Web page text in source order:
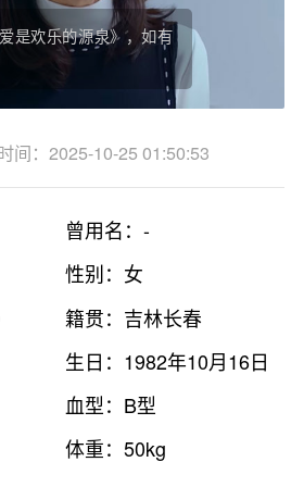
是欢乐的源泉》，如有
间：2025-10-25 01:50:53
曾用名：-
性别：女
籍贯：吉林长春
生日：1982年10月16日
血型：B型
体重：50kg